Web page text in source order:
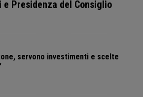
e Presidenza del Consiglio
servono investimenti e scelte